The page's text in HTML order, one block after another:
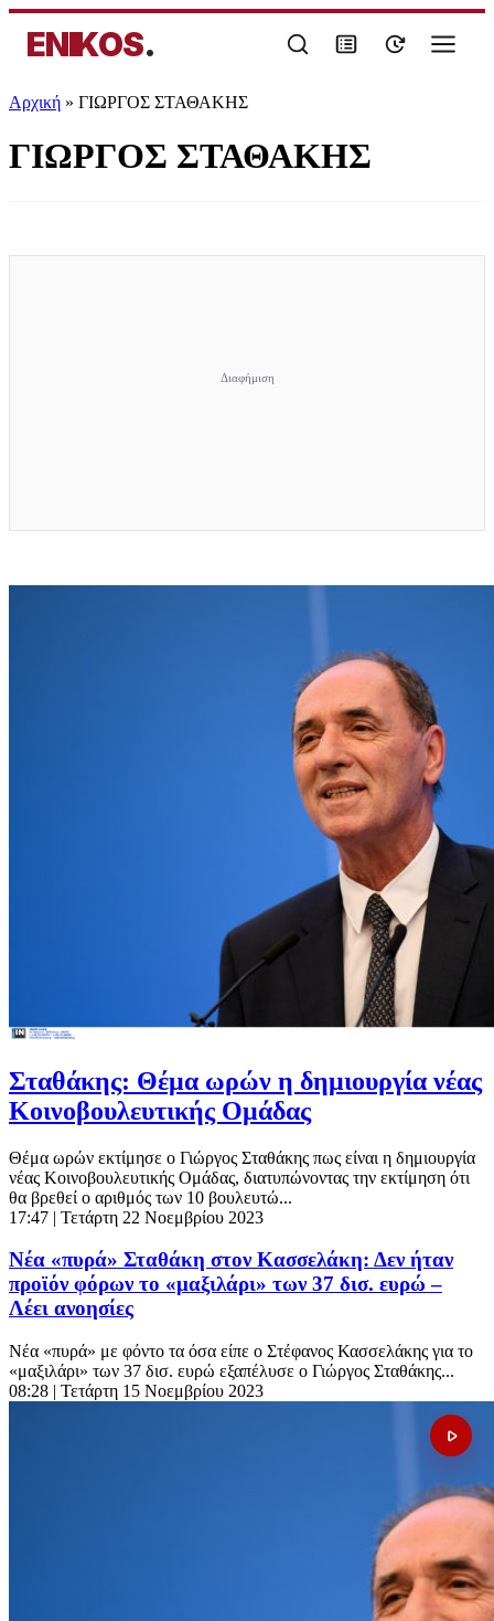
ENIKOS.
Αρχική » ΓΙΩΡΓΟΣ ΣΤΑΘΑΚΗΣ
ΓΙΩΡΓΟΣ ΣΤΑΘΑΚΗΣ
Σταθάκης: Θέμα ωρών η δημιουργία νέας
Κοινοβουλευτικής Ομάδας
Θέμα ωρών εκτίμησε ο Γιώργος Σταθάκης πως είναι η δημιουργία
νέας Κοινοβουλευτικής Ομάδας, διατυπώνοντας την εκτίμηση ότι
θα βρεθεί ο αριθμός των 10 βουλευτώ...
17:47 | Τετάρτη 22 Νοεμβρίου 2023
Νέα «πυρά» Σταθάκη στον Κασσελάκη: Δεν ήταν
προϊόν φόρων το «μαξιλάρι» των 37 δισ. ευρώ –
Λέει ανοησίες
Νέα «πυρά» με φόντο τα όσα είπε ο Στέφανος Κασσελάκης για το
«μαξιλάρι» των 37 δισ. ευρώ εξαπέλυσε ο Γιώργος Σταθάκης...
08:28 | Τετάρτη 15 Νοεμβρίου 2023